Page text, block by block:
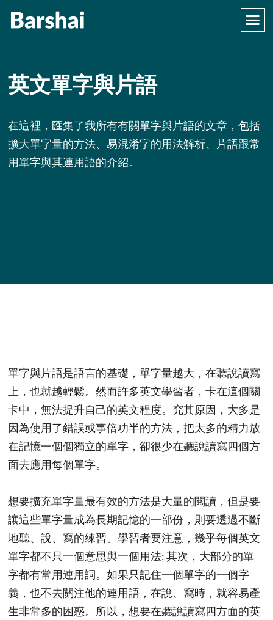
英文單字與片語
在這裡，匯集了我所有有關單字與片語的文章，包括
擴大單字量的方法、易混淆字的用法解析、片語跟常
用單字與其連用語的介紹。
單字與片語是語言的基礎，單字量越大，在聽說讀寫
上，也就越輕鬆。然而許多英文學習者，卡在這個關
卡中，無法提升自己的英文程度。究其原因，大多是
因為使用了錯誤或事倍功半的方法，把太多的精力放
在記憶一個個獨立的單字，卻很少在聽說讀寫四個方
面去應用每個單字。
想要擴充單字量最有效的方法是大量的閱讀，但是要
讓這些單字量成為長期記憶的一部份，則要透過不斷
地聽、說、寫的練習。學習者要注意，幾乎每個英文
單字都不只一個意思與一個用法; 其次，大部分的單
字都有常用連用詞。如果只記住一個單字的一個字
義，也不去關注他的連用語，在說、寫時，就容易產
生非常多的困惑。所以，想要在聽說讀寫四方面的英